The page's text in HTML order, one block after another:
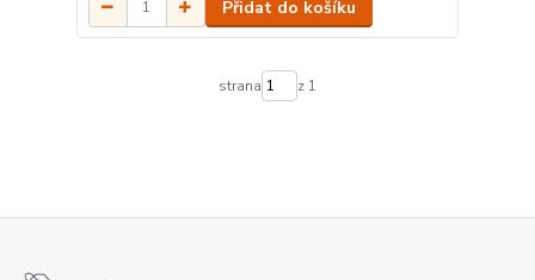
Přidat do košíku
strana z 1